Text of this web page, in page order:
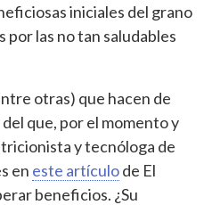
iniciales del grano
por las no tan saludables
otras) que hacen de
que, por el momento y
y tecnóloga de
en este artículode El
beneficios. ¿Su